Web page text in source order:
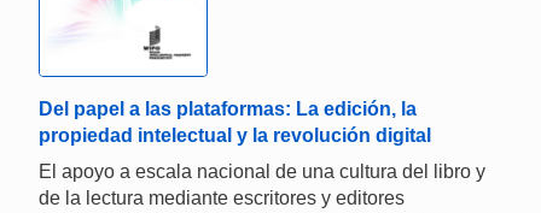
Del papel a las plataformas: La edición, la
propiedad intelectual y la revolución digital
El apoyo a escala nacional de una cultura del libro y
de la lectura mediante escritores y editores